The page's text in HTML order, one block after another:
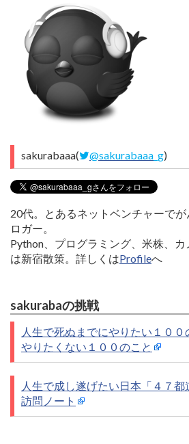
sakurabaaa( @sakurabaaa_g)
20代。とあるネットベンチャーで
ロガー。
Python、プログラミング、米株、
は新宿散策。詳しくはProfileへ
sakurabaの挑戦
人生で死ぬまでにやりたい１００
やりたくない１００のこと
人生で成し遂げたい日本「４７都
訪問ノート